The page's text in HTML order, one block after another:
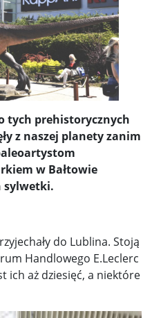
tych prehistorycznych
z naszej planety zanim
w Bałtowie
sylwetki.
do Lublina. Stoją
Handlowego E.Leclerc
ich aż dziesięć, a niektóre